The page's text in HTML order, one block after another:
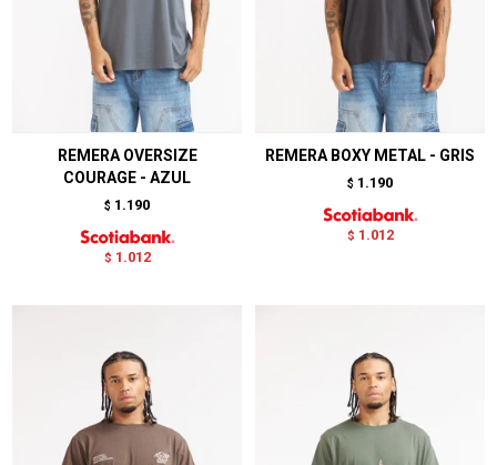
REMERA OVERSIZE
COURAGE - AZUL
$ 1.190
$ 1.012
REMERA BOXY METAL - GRIS
$ 1.190
$ 1.012